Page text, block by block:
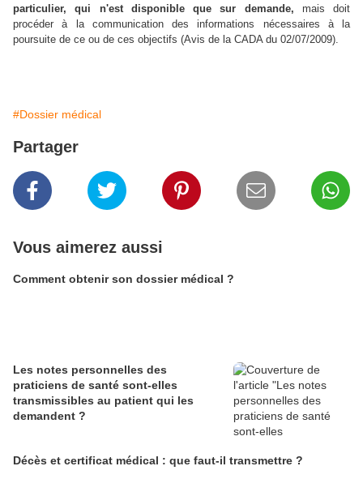
particulier, qui n'est disponible que sur demande, mais doit
procéder à la communication des informations nécessaires à la
poursuite de ce ou de ces objectifs (Avis de la CADA du 02/07/2009).
#Dossier médical
Partager
Vous aimerez aussi
Comment obtenir son dossier médical ?
Les notes personnelles des
praticiens de santé sont-elles
transmissibles au patient qui les
demandent ?
Décès et certificat médical : que faut-il transmettre ?